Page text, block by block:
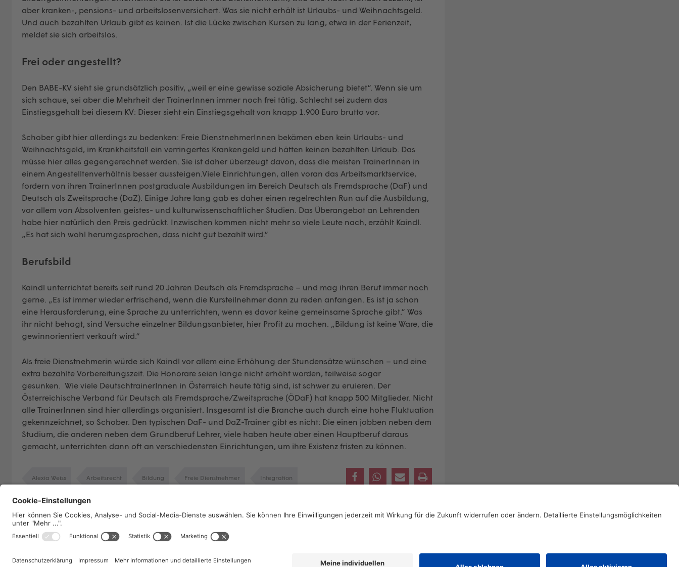
aber kranken-, pensions- und arbeitslosenversichert. Was sie nicht erhält ist Urlaubs- und Weihnachtsgeld.
Und auch bezahlten Urlaub gibt es keinen. Ist die Lücke zwischen Kursen zu lang, etwa in der Ferienzeit,
meldet sie sich arbeitslos.
Frei oder angestellt?
Den BABE-KV sieht sie grundsätzlich positiv, „weil er eine gewisse soziale Absicherung bietet“. Wenn sie um
sich schaue, sei aber die Mehrheit der TrainerInnen immer noch frei tätig. Schlecht sei zudem das
Einstiegsgehalt bei diesem KV: Dieser sieht ein Einstiegsgehalt von knapp 1.900 Euro brutto vor.
Schober gibt hier allerdings zu bedenken: Freie DienstnehmerInnen bekämen eben kein Urlaubs- und
Weihnachtsgeld, im Krankheitsfall ein verringertes Krankengeld und hätten keinen bezahlten Urlaub. Das
müsse hier alles gegengerechnet werden. Sie ist daher überzeugt davon, dass die meisten TrainerInnen in
einem Angestelltenverhältnis besser aussteigen.Viele Einrichtungen, allen voran das Arbeitsmarktservice,
fordern von ihren TrainerInnen postgraduale Ausbildungen im Bereich Deutsch als Fremdsprache (DaF) und
Deutsch als Zweitsprache (DaZ). Einige Jahre lang gab es daher einen regelrechten Run auf die Ausbildung,
vor allem von Absolventen geistes- und kulturwissenschaftlicher Studien. Das Überangebot an Lehrenden
habe hier natürlich den Preis gedrückt. Inzwischen kommen nicht mehr so viele Leute nach, erzählt Kaindl.
„Es hat sich wohl herumgesprochen, dass nicht gut bezahlt wird.“
Berufsbild
Kaindl unterrichtet bereits seit rund 20 Jahren Deutsch als Fremdsprache – und mag ihren Beruf immer noch
gerne. „Es ist immer wieder erfrischend, wenn die Kursteilnehmer dann zu reden anfangen. Es ist ja schon
eine Herausforderung, eine Sprache zu unterrichten, wenn es davor keine gemeinsame Sprache gibt.“ Was
ihr nicht behagt, sind Versuche einzelner Bildungsanbieter, hier Profit zu machen. „Bildung ist keine Ware, die
gewinnorientiert verkauft wird.“
Als freie Dienstnehmerin würde sich Kaindl vor allem eine Erhöhung der Stundensätze wünschen – und eine
extra bezahlte Vorbereitungszeit. Die Honorare seien lange nicht erhöht worden, teilweise sogar
gesunken. Wie viele DeutschtrainerInnen in Österreich heute tätig sind, ist schwer zu eruieren. Der
Österreichische Verband für Deutsch als Fremdsprache/Zweitsprache (ÖDaF) hat knapp 500 Mitglieder. Nicht
alle TrainerInnen sind hier allerdings organisiert. Insgesamt ist die Branche auch durch eine hohe Fluktuation
gekennzeichnet, so Schober. Den typischen DaF- und DaZ-Trainer gibt es nicht: Die einen jobben neben dem
Studium, die anderen neben dem Grundberuf Lehrer, viele haben heute aber einen Hauptberuf daraus
gemacht, unterrichten dann oft an verschiedensten Einrichtungen, um ihre Existenz fristen zu können.
Alexia Weiss Arbeitsrecht Bildung Freie Dienstnehmer Integration
Kollektivvertrag
2026 © KOMPETENZ-online